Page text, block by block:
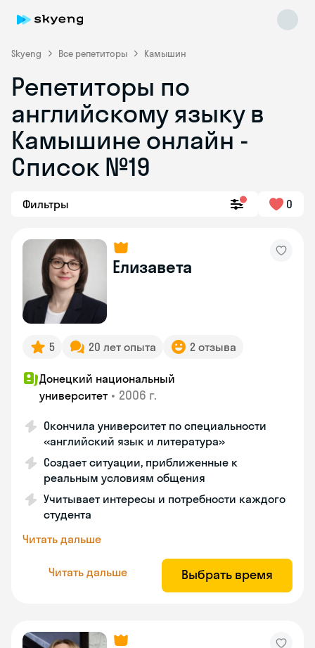
Skyeng Все репетиторы Камышин
Репетиторы по
английскому языку в
Камышине онлайн -
Список №19
Фильтры 0
Елизавета
5 20 лет опыта 2 отзыва
Донецкий национальный
университет • 2006 г.
Окончила университет по специальности
«английский язык и литература»
Создает ситуации, приближенные к
реальным условиям общения
Учитывает интересы и потребности каждого
студента
Читать дальше
Читать дальше Выбрать время